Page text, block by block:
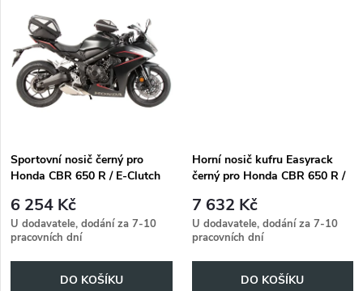
ů
ů
Sportovní nosič černý pro
Honda CBR 650 R / E-Clutch
6 254 Kč
U dodavatele, dodání za 7-10
pracovních dní
DO KOŠÍKU
Horní nosič kufru Easyrack
černý pro Honda CBR 650 R /
7 632 Kč
U dodavatele, dodání za 7-10
pracovních dní
DO KOŠÍKU